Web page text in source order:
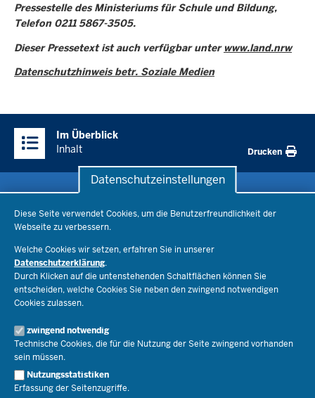
Datenschutzeinstellungen
Diese Seite verwendet Cookies, um die Benutzerfreundlichkeit der
Webseite zu verbessern.
Welche Cookies wir setzen, erfahren Sie in unserer
Datenschutzerklärung.
Durch Klicken auf die untenstehenden Schaltflächen können Sie
entscheiden, welche Cookies Sie neben den zwingend notwendigen
Cookies zulassen.
zwingend notwendig
Technische Cookies, die für die Nutzung der Seite zwingend vorhanden
sein müssen.
Nutzungsstatistiken
Erfassung der Seitenzugriffe.
Pressestelle des Ministeriums für Schule und Bildung,
Telefon 0211 5867-3505.
Dieser Pressetext ist auch verfügbar unter www.land.nrw
Datenschutzhinweis betr. Soziale Medien
Inhalte
Im Überblick
Inhalt
Drucken
Bildungsthemen
Lehrkräfte
Recht
Schulleben
Ministerium
Ministerin Dorothee Feller
Staatssekretär Dr. Urban Mauer
Open Government
Bibliothek
Veranstaltungen
Geschäftsbereich
Presse
Pressefotos
Social Media
Pressekontakt
Service
Schule(n) suchen
Kontakt
Der Weg zu uns